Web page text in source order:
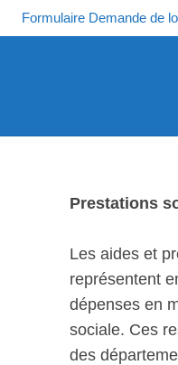
Formulaire Demande de
Prestations
Les aides et
représentent
dépenses en
sociale. Ces
des